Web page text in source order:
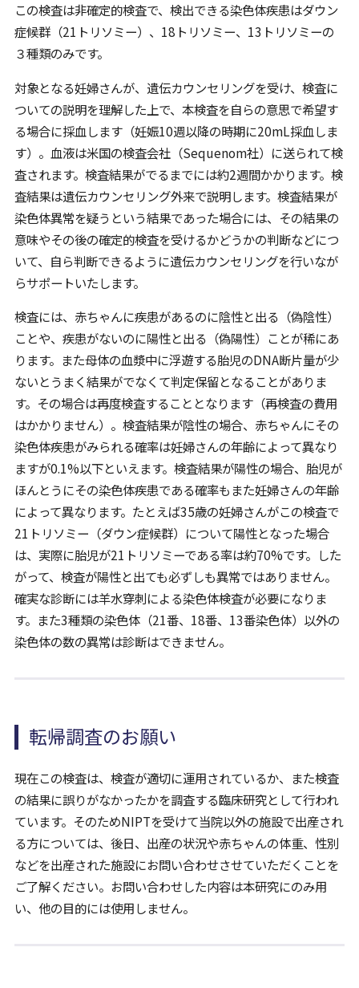
この検査は非確定的検査で、検出できる染色体疾患はダウン
症候群（21トリソミー）、18トリソミー、13トリソミーの
３種類のみです。
対象となる妊婦さんが、遺伝カウンセリングを受け、検査に
ついての説明を理解した上で、本検査を自らの意思で希望す
る場合に採血します（妊娠10週以降の時期に20mL採血しま
す）。血液は米国の検査会社（Sequenom社）に送られて検
査されます。 検査結果がでるまでには約2週間かかります。検
査結果は遺伝カウンセリング外来で説明します。検査結果が
染色体異常を疑うという結果であった場合には、その結果の
意味やその後の確定的検査を受けるかどうかの判断などにつ
いて、自ら判断できるように遺伝カウンセリングを行いなが
らサポートいたします。
検査には、赤ちゃんに疾患があるのに陰性と出る（偽陰性）
ことや、疾患がないのに陽性と出る（偽陽性）ことが稀にあ
ります。また母体の血漿中に浮遊する胎児のDNA断片量が少
ないとうまく結果がでなくて判定保留となることがありま
す。その場合は再度検査することとなります（再検査の費用
はかかりません）。検査結果が陰性の場合、赤ちゃんにその
染色体疾患がみられる確率は妊婦さんの年齢によって異なり
ますが0.1%以下といえます。検査結果が陽性の場合、胎児が
ほんとうにその染色体疾患である確率もまた妊婦さんの年齢
によって異なります。たとえば35歳の妊婦さんがこの検査で
21トリソミー（ダウン症候群）について陽性となった場合
は、実際に胎児が21トリソミーである率は約70%です。した
がって、検査が陽性と出ても必ずしも異常ではありません。
確実な診断には羊水穿刺による染色体検査が必要になりま
す。また3種類の染色体（21番、18番、13番染色体）以外の
染色体の数の異常は診断はできません。
転帰調査のお願い
現在この検査は、検査が適切に運用されているか、また検査
の結果に誤りがなかったかを調査する臨床研究として行われ
ています。そのためNIPTを受けて当院以外の施設で出産され
る方については、後日、出産の状況や赤ちゃんの体重、性別
などを出産された施設にお問い合わせさせていただくことを
ご了解ください。お問い合わせした内容は本研究にのみ用
い、他の目的には使用しません。